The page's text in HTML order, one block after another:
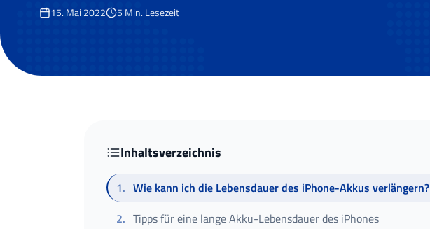
15. Mai 2022 5 Min. Lesezeit
Inhaltsverzeichnis
1. Wie kann ich die Lebensdauer des iPhone-Akkus verlängern?
2. Tipps für eine lange Akku-Lebensdauer des iPhones